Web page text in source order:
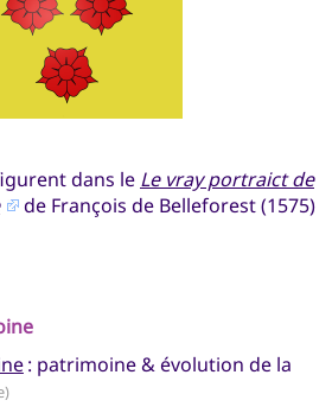
dans le Le vray portraict de
de François de Belleforest (1575)
: patrimoine & évolution de la